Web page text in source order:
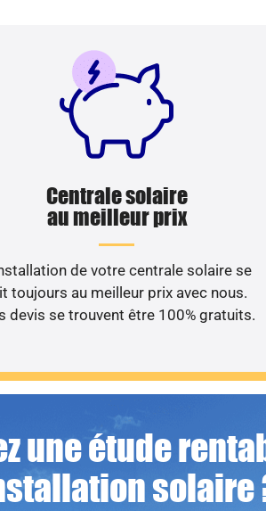
Centrale solaire
au meilleur prix
de votre centrale solaire se
toujours au meilleur prix avec nous.
devis se trouvent être 100% gratuits.
une étude
solaire